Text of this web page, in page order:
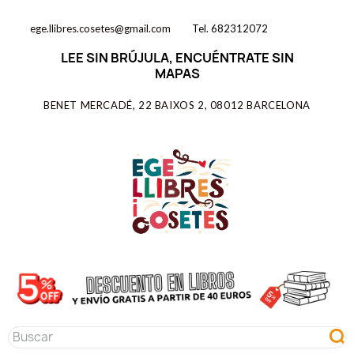
ege.llibres.cosetes@gmail.com Tel. 682312072
LEE SIN BRÚJULA, ENCUÉNTRATE SIN
MAPAS
BENET MERCADÉ, 22 BAIXOS 2, 08012 BARCELONA